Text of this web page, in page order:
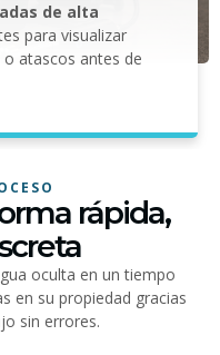
de alta
para visualizar
atascos antes de
rápida,
oculta en un tiempo
en su propiedad gracias
sin errores.